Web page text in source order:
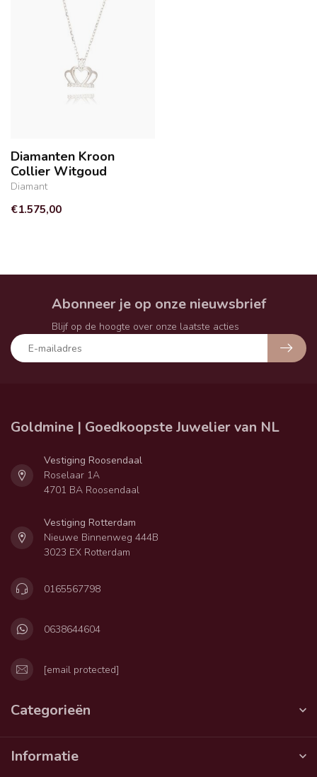
Diamanten Kroon
Collier Witgoud
Diamant
€1.575,00
Abonneer je op onze nieuwsbrief
Blijf op de hoogte over onze laatste acties
Goldmine | Goedkoopste Juwelier van NL
Vestiging Roosendaal
Roselaar 1A
4701 BA Roosendaal
Vestiging Rotterdam
Nieuwe Binnenweg 444B
3023 EX Rotterdam
0165567798
0638644604
[email protected]
Categorieën
Informatie